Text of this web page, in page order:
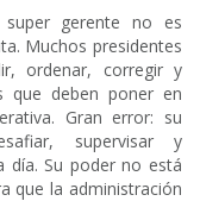
gerente no es
Muchos presidentes
ordenar, corregir y
que deben poner en
Gran error: su
supervisar y
día. Su poder no está
que la administración